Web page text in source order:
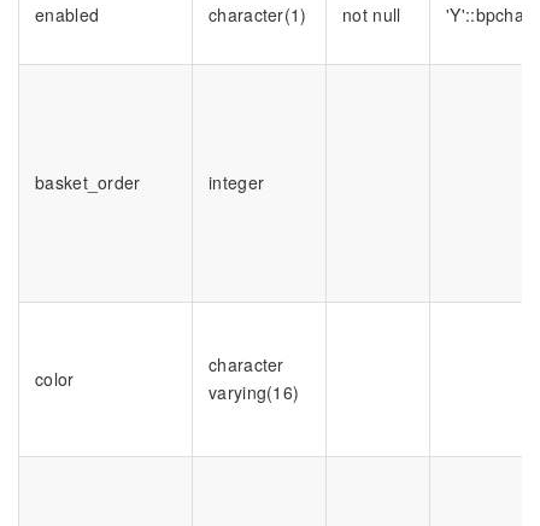
enabled character(1) not null 'Y'::bpchar
basket_order integer
color
character
varying(16)